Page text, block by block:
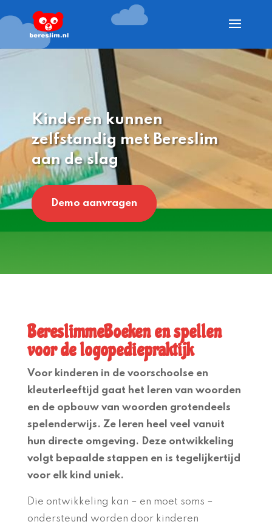
Kinderen kunnen
zelfstandig met Bereslim
aan de slag
Demo aanvragen
BereslimmeBoeken en spellen
voor de logopediepraktijk
Voor kinderen in de voorschoolse en
kleuterleeftijd gaat het leren van woorden
en de opbouw van woorden grotendeels
spelenderwijs. Ze leren heel veel vanuit
hun directe omgeving. Deze ontwikkeling
volgt bepaalde stappen en is tegelijkertijd
voor elk kind uniek.
Die ontwikkeling kan – en moet soms –
ondersteund worden door kinderen